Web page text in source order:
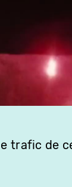
trafic de